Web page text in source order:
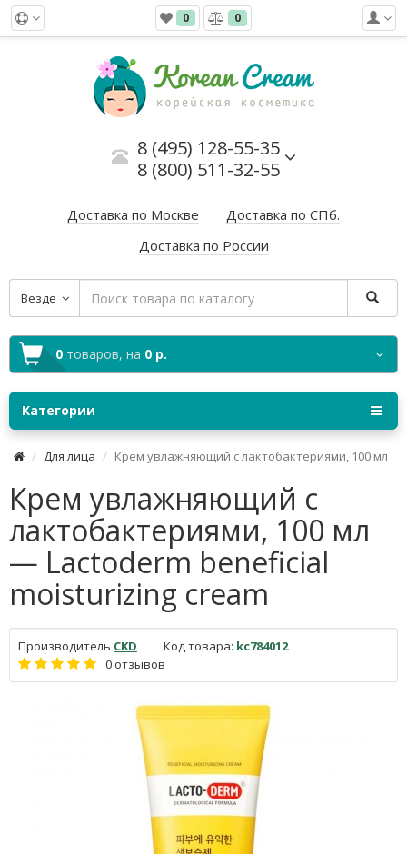
0 0
8 (495) 128-55-35
8 (800) 511-32-55
Доставка по Москве
Доставка по СПб.
Доставка по России
Везде
0 товаров, на 0 р.
Категории
Для лица Крем увлажняющий с лактобактериями, 100 мл
Крем увлажняющий с
лактобактериями, 100 мл
— Lactoderm beneficial
moisturizing cream
Производитель CKD Код товара: kc784012
0 отзывов